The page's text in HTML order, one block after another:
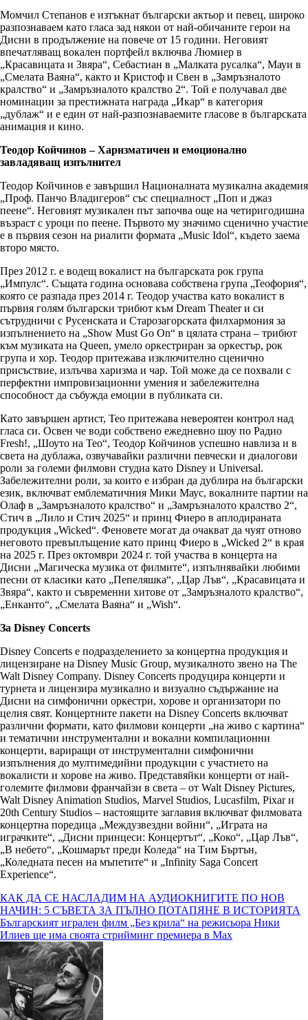
Момчил Степанов е изтъкнат български актьор и певец, широко
разпознаваем като гласа зад някои от най-обичаните герои на
Дисни в продължение на повече от 15 години. Неговият
впечатляващ вокален портфейл включва Люмиер в
„Красавицата и Звяра“, Себастиан в „Малката русалка“, Мауи в
„Смелата Ваяна“, както и Кристоф и Свен в „Замръзналото
кралство“ и „Замръзналото кралство 2“. Той е получавал две
номинации за престижната награда „Икар“ в категория
„дублаж“ и е един от най-разпознаваемите гласове в българската
анимация и кино.
Теодор Койчинов – Харизматичен и емоционално
завладяващ изпълнител
Теодор Койчинов е завършил Националната музикална академия
„Проф. Панчо Владигеров“ със специалност „Поп и джаз
пеене“. Неговият музикален път започва още на четиригодишна
възраст с уроци по пеене. Първото му значимо сценично участие
е в първия сезон на риалити формата „Music Idol“, където заема
второ място.
През 2012 г. е водещ вокалист на българската рок група
„Импулс“. Същата година основава собствена група „Теофория“,
която се разпада през 2014 г. Теодор участва като вокалист в
първия голям български трибют към Dream Theater и си
сътрудничи с Русенската и Старозагорската филхармония за
изпълнението на „Show Must Go On“ в цялата страна – трибют
към музиката на Queen, умело оркестриран за оркестър, рок
група и хор. Теодор притежава изключително сценично
присъствие, излъчва харизма и чар. Той може да се похвали с
перфектни импровизационни умения и забележителна
способност да събужда емоции в публиката си.
Като завършен артист, Тео притежава невероятен контрол над
гласа си. Освен че води собствено ежедневно шоу по Радио
Fresh!, „Шоуто на Тео“, Теодор Койчинов успешно навлиза и в
света на дублажа, озвучавайки различни певчески и диалогови
роли за големи филмови студиа като Disney и Universal.
Забележителни роли, за които е избран да дублира на български
език, включват емблематичния Мики Маус, вокалните партии на
Олаф в „Замръзналото кралство“ и „Замръзналото кралство 2“,
Стич в „Лило и Стич 2025“ и принц Фиеро в аплодираната
продукция „Wicked“. Феновете могат да очакват да чуят отново
неговото превъплъщение като принц Фиеро в „Wicked 2“ в края
на 2025 г. През октомври 2024 г. той участва в концерта на
Дисни „Магическа музика от филмите“, изпълнявайки любими
песни от класики като „Пепеляшка“, „Цар Лъв“, „Красавицата и
Звяра“, както и съвременни хитове от „Замръзналото кралство“,
„Енканто“, „Смелата Ваяна“ и „Wish“.
За Disney Concerts
Disney Concerts е подразделението за концертна продукция и
лицензиране на Disney Music Group, музикалното звено на The
Walt Disney Company. Disney Concerts продуцира концерти и
турнета и лицензира музикално и визуално съдържание на
Дисни на симфонични оркестри, хорове и организатори по
целия свят. Концертните пакети на Disney Concerts включват
различни формати, като филмови концерти „на живо с картина“
и тематични инструментални и вокални компилационни
концерти, вариращи от инструментални симфонични
изпълнения до мултимедийни продукции с участието на
вокалисти и хорове на живо. Представяйки концерти от най-
големите филмови франчайзи в света – от Walt Disney Pictures,
Walt Disney Animation Studios, Marvel Studios, Lucasfilm, Pixar и
20th Century Studios – настоящите заглавия включват филмовата
концертна поредица „Междузвездни войни“, „Играта на
играчките“, „Дисни принцеси: Концертът“, „Коко“, „Цар Лъв“,
„В небето“, „Кошмарът преди Коледа“ на Тим Бъртън,
„Коледната песен на мъпетите“ и „Infinity Saga Concert
Experience“.
Навигация
КАК ДА СЕ НАСЛАДИМ НА АУДИОКНИГИТЕ ПО НОВ
НАЧИН: 5 СЪВЕТА ЗА ПЪЛНО ПОТАПЯНЕ В ИСТОРИЯТА
Българският игрален филм „Без крила“ на режисьора Ники
Илиев ще има своята стрийминг премиера в Max